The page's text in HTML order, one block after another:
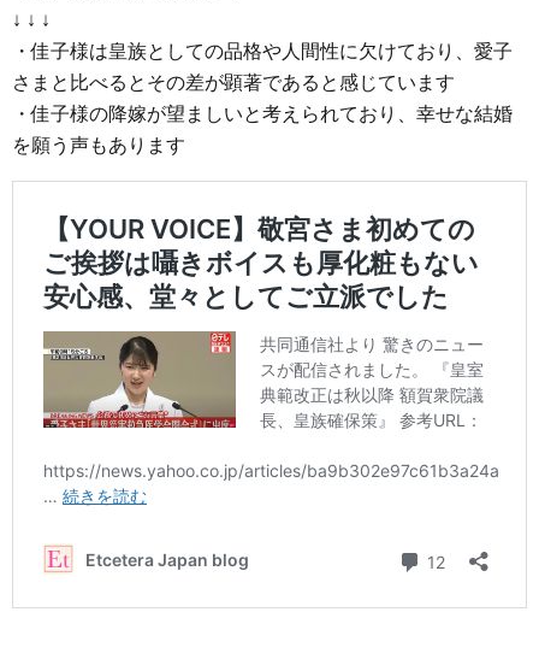
↓ ↓ ↓
・佳子様は皇族としての品格や人間性に欠けており、愛子
さまと比べるとその差が顕著であると感じています
・佳子様の降嫁が望ましいと考えられており、幸せな結婚
を願う声もあります